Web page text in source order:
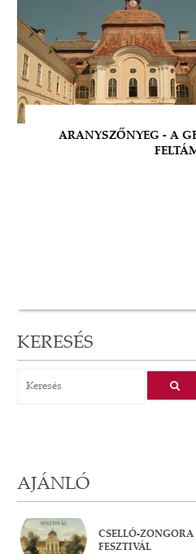
ARANYSZŐNYEG - A
KERESÉS
AJÁNLÓ
CSELLÓ-
FESZTIVÁL